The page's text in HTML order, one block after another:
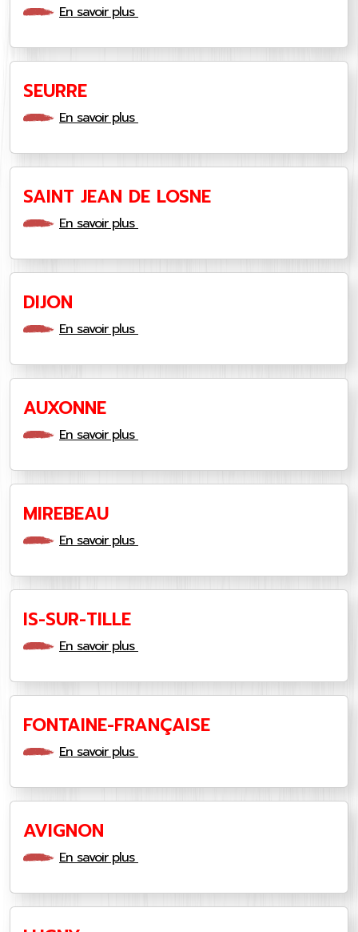
En savoir plus
SEURRE
En savoir plus
SAINT JEAN DE LOSNE
En savoir plus
DIJON
En savoir plus
AUXONNE
En savoir plus
MIREBEAU
En savoir plus
IS-SUR-TILLE
En savoir plus
FONTAINE-FRANÇAISE
En savoir plus
AVIGNON
En savoir plus